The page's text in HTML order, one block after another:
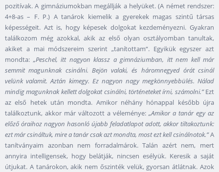
pozitívak. A gimnáziumokban megállják a helyüket. (A német rendszer:
4+8-as – F. P.) A tanárok kiemelik a gyerekek magas szintű társas
képességeit. Azt is, hogy képesek dolgokat kezdeményezni. Gyakran
találkozom még azokkal, akik az első olyan osztályomban tanultak,
akiket a mai módszereim szerint „tanítottam“. Egyikük egyszer azt
mondta: „Peschel, itt nagyon klassz a gimnáziumban, itt nem kell már
semmit magunknak csinálni. Bejön valaki, és háromnegyed órát csinál
velünk valamit. Aztán kimegy. Ez nagyon nagy megkönnyebbülés. Nálad
mindig magunknak kellett dolgokat csinálni, történeteket írni, számolni.”Ezt
az első hetek után mondta. Amikor néhány hónappal később újra
találkoztunk, akkor már változott a véleménye: „Amikor a tanár egy az
előző óraihoz nagyon hasonló újabb feladatlapot adott, akkor tiltakoztunk:
ezt már csináltuk, mire a tanár csak azt mondta, most ezt kell csinálnotok.”A
tanítványaim azonban nem forradalmárok. Talán azért nem, mert
annyira intelligensek, hogy belátják, nincsen esélyük. Keresik a saját
útjukat. A tanárokon, akik nem őszinték velük, gyorsan átlátnak. Azok